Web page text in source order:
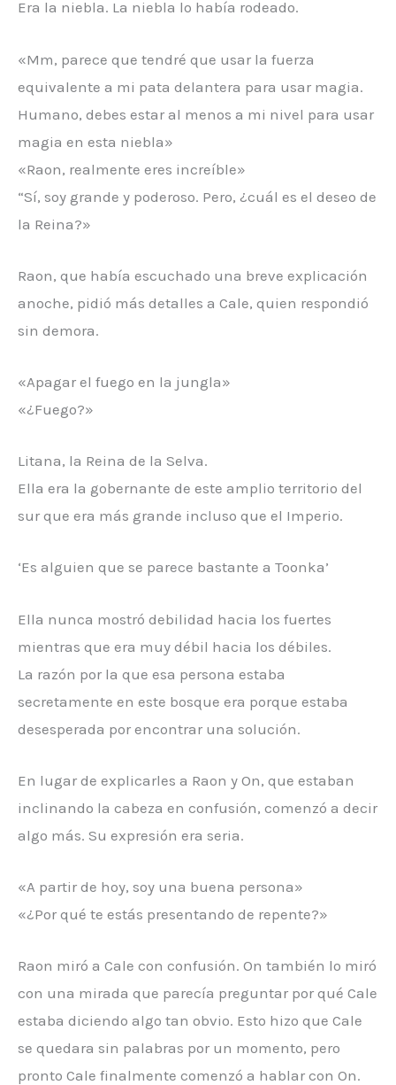
Era la niebla. La niebla lo había rodeado.
«Mm, parece que tendré que usar la fuerza
equivalente a mi pata delantera para usar magia.
Humano, debes estar al menos a mi nivel para usar
magia en esta niebla»
«Raon, realmente eres increíble»
“Sí, soy grande y poderoso. Pero, ¿cuál es el deseo de
la Reina?»
Raon, que había escuchado una breve explicación
anoche, pidió más detalles a Cale, quien respondió
sin demora.
«Apagar el fuego en la jungla»
«¿Fuego?»
Litana, la Reina de la Selva.
Ella era la gobernante de este amplio territorio del
sur que era más grande incluso que el Imperio.
‘Es alguien que se parece bastante a Toonka’
Ella nunca mostró debilidad hacia los fuertes
mientras que era muy débil hacia los débiles.
La razón por la que esa persona estaba
secretamente en este bosque era porque estaba
desesperada por encontrar una solución.
En lugar de explicarles a Raon y On, que estaban
inclinando la cabeza en confusión, comenzó a decir
algo más. Su expresión era seria.
«A partir de hoy, soy una buena persona»
«¿Por qué te estás presentando de repente?»
Raon miró a Cale con confusión. On también lo miró
con una mirada que parecía preguntar por qué Cale
estaba diciendo algo tan obvio. Esto hizo que Cale
se quedara sin palabras por un momento, pero
pronto Cale finalmente comenzó a hablar con On.